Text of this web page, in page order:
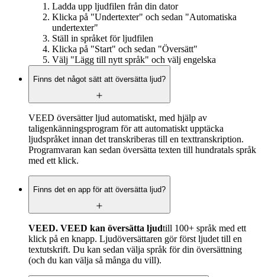
Ladda upp ljudfilen från din dator
Klicka på "Undertexter" och sedan "Automatiska
undertexter"
Ställ in språket för ljudfilen
Klicka på "Start" och sedan "Översätt"
Välj "Lägg till nytt språk" och välj engelska
Finns det något sätt att översätta ljud?
VEED översätter ljud automatiskt, med hjälp av
taligenkänningsprogram för att automatiskt upptäcka
ljudspråket innan det transkriberas till en texttranskription.
Programvaran kan sedan översätta texten till hundratals språk
med ett klick.
Finns det en app för att översätta ljud?
VEED. VEED kan översätta ljudtill 100+ språk med ett
klick på en knapp. Ljudöversättaren gör först ljudet till en
textutskrift. Du kan sedan välja språk för din översättning
(och du kan välja så många du vill).